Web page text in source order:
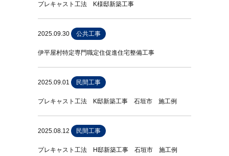
プレキャスト工法 K様邸新築工事
2025.09.30 公共工事
伊平屋村特定専門職定住促進住宅整備工事
2025.09.01 民間工事
プレキャスト工法 K邸新築工事 石垣市 施工例
2025.08.12 民間工事
プレキャスト工法 H邸新築工事 石垣市 施工例